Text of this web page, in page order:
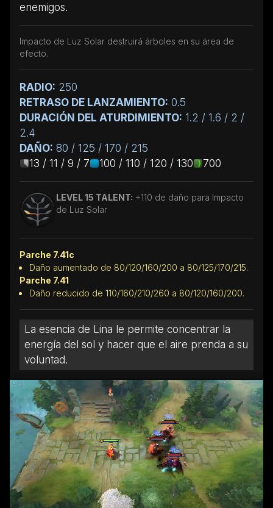
enemigos.
Impacto de Luz Solar destruirá árboles en su área de
efecto.
RADIO: 250
RETRASO DE LANZAMIENTO: 0.5
DURACIÓN DEL ATURDIMIENTO: 1.2 / 1.6 / 2 /
2.4
DAÑO: 80 / 125 / 170 / 215
13 / 11 / 9 / 7
100 / 110 / 120 / 130 700
LEVEL 15 TALENT: +110 de daño para Impacto
de Luz Solar
Parche 7.41c
Daño aumentado de 80/120/160/200 a 80/125/170/215.
Parche 7.41
Daño reducido de 110/160/210/260 a 80/120/160/200.
La esencia de Lina le permite concentrar la
energía del sol y hacer que el aire prenda a su
voluntad.